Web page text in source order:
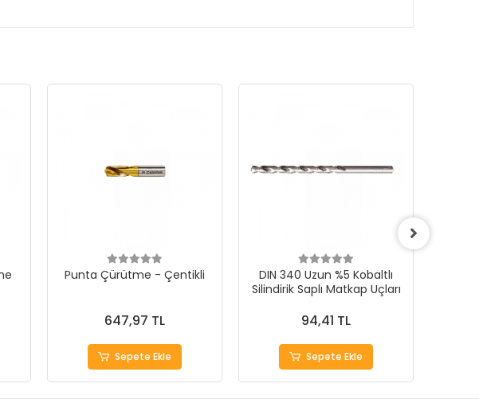
Punta Çürütme - Çentikli
647,97 TL
Sepete Ekle
DIN 340 Uzun %5 Kobaltlı
Silindirik Saplı Matkap Uçları
94,41 TL
Sepete Ekle